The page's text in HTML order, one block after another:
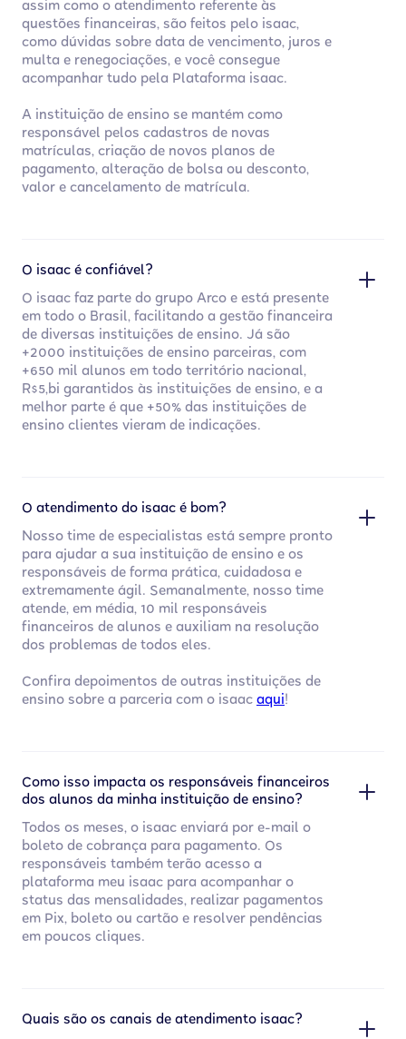
assim como o atendimento referente às
questões financeiras, são feitos pelo isaac,
como dúvidas sobre data de vencimento, juros e
multa e renegociações, e você consegue
acompanhar tudo pela Plataforma isaac.
A instituição de ensino se mantém como
responsável pelos cadastros de novas
matrículas, criação de novos planos de
pagamento, alteração de bolsa ou desconto,
valor e cancelamento de matrícula.
O isaac é confiável?
O isaac faz parte do grupo Arco e está presente
em todo o Brasil, facilitando a gestão financeira
de diversas instituições de ensino. Já são
+2000 instituições de ensino parceiras, com
+650 mil alunos em todo território nacional,
R$5,bi garantidos às instituições de ensino, e a
melhor parte é que +50% das instituições de
ensino clientes vieram de indicações.
O atendimento do isaac é bom?
Nosso time de especialistas está sempre pronto
para ajudar a sua instituição de ensino e os
responsáveis de forma prática, cuidadosa e
extremamente ágil. Semanalmente, nosso time
atende, em média, 10 mil responsáveis
financeiros de alunos e auxiliam na resolução
dos problemas de todos eles.
Confira depoimentos de outras instituições de
ensino sobre a parceria com o isaac aqui!
Como isso impacta os responsáveis financeiros
dos alunos da minha instituição de ensino?
Todos os meses, o isaac enviará por e-mail o
boleto de cobrança para pagamento. Os
responsáveis também terão acesso a
plataforma meu isaac para acompanhar o
status das mensalidades, realizar pagamentos
em Pix, boleto ou cartão e resolver pendências
em poucos cliques.
Quais são os canais de atendimento isaac?